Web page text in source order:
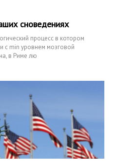
сноведениях
процесс в котором
с min уровнем мозговой
в Риме лю